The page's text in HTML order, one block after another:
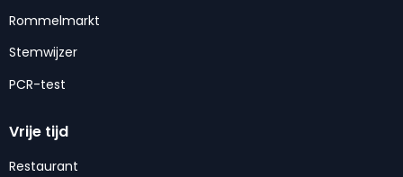
Rommelmarkt
Stemwijzer
PCR-test
Vrije tijd
Restaurant